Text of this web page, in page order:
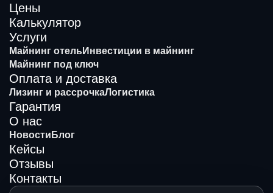
Цены
Калькулятор
Услуги
Майнинг отельИнвестиции в майнинг
Майнинг под ключ
Оплата и доставка
Лизинг и рассрочкаЛогистика
Гарантия
О нас
Новости Блог
Кейсы
Отзывы
Контакты